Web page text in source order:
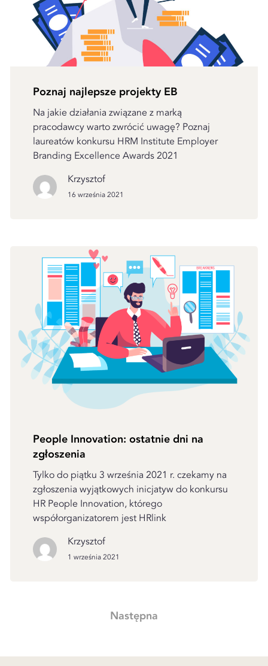
Poznaj najlepsze projekty EB
Na jakie działania związane z marką
pracodawcy warto zwrócić uwagę? Poznaj
laureatów konkursu HRM Institute Employer
Branding Excellence Awards 2021
Krzysztof
16 września 2021
People Innovation: ostatnie dni na
zgłoszenia
Tylko do piątku 3 września 2021 r. czekamy na
zgłoszenia wyjątkowych inicjatyw do konkursu
HR People Innovation, którego
współorganizatorem jest HRlink
Krzysztof
1 września 2021
Nawigacja
Następna